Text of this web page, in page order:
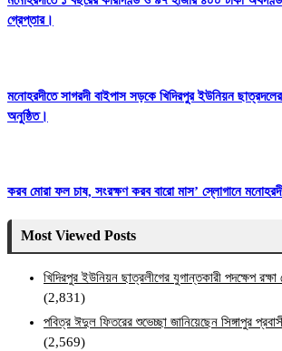
গ্রেপ্তার।
মনোহরদীতে সাগরদী বাইপাস সড়কে খিদিরপুর ইউনিয়ন
অনুষ্ঠিত।
করব মোরা ফল চাষ, সংরক্ষণ করব বারো মাস’ স্লোগানে
Most Viewed Posts
খিদিরপুর ইউনিয়ন ছাত্রলীগের যুগান্তকারী পদক্ষেপ
(2,831)
পবিত্র ঈদুল ফিতরের শুভেচ্ছা জানিয়েছেন সিঙ্গাপুর
(2,569)